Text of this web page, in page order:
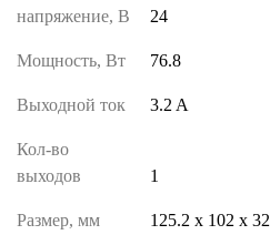
напряжение, В
24
Мощность, Вт 76.8
Выходной ток 3.2 A
Кол-во
выходов
1
Размер, мм 125.2 х 102 х 32